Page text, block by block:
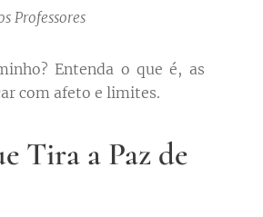
Professores
Entenda o que é, as
com afeto e limites.
Tira a Paz de